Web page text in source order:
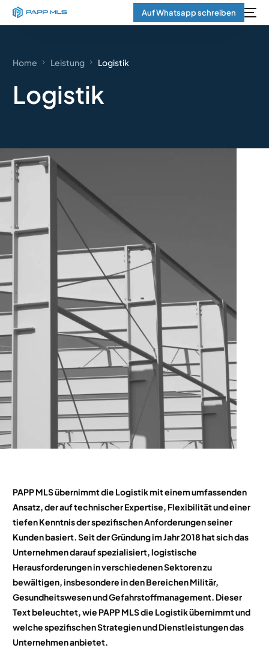
Auf Whatsapp schreiben
Home Leistung Logistik
Logistik
PAPP MLS übernimmt die Logistik mit einem umfassenden
Ansatz, der auf technischer Expertise, Flexibilität und einer
tiefen Kenntnis der spezifischen Anforderungen seiner
Kunden basiert. Seit der Gründung im Jahr 2018 hat sich das
Unternehmen darauf spezialisiert, logistische
Herausforderungen in verschiedenen Sektoren zu
bewältigen, insbesondere in den Bereichen Militär,
Gesundheitswesen und Gefahrstoffmanagement. Dieser
Text beleuchtet, wie PAPP MLS die Logistik übernimmt und
welche spezifischen Strategien und Dienstleistungen das
Unternehmen anbietet.
English